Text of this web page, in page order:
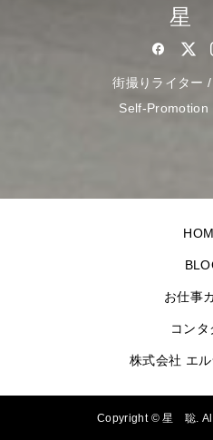
星
街撮りライター
Self-Promotion
お仕事
コンタ
株式会社 エ
Copyright ©星 聡. All